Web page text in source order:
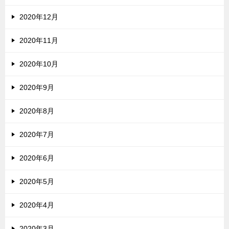
2020年12月
2020年11月
2020年10月
2020年9月
2020年8月
2020年7月
2020年6月
2020年5月
2020年4月